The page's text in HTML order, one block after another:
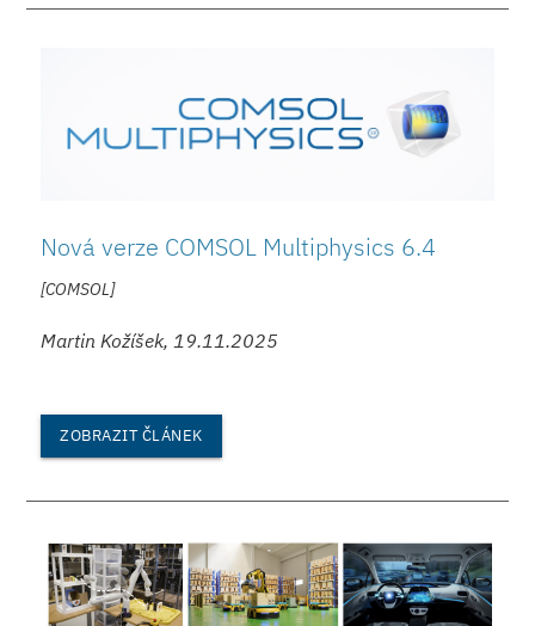
Nová verze COMSOL Multiphysics 6.4
[COMSOL]
Martin Kožíšek, 19.11.2025
ZOBRAZIT ČLÁNEK